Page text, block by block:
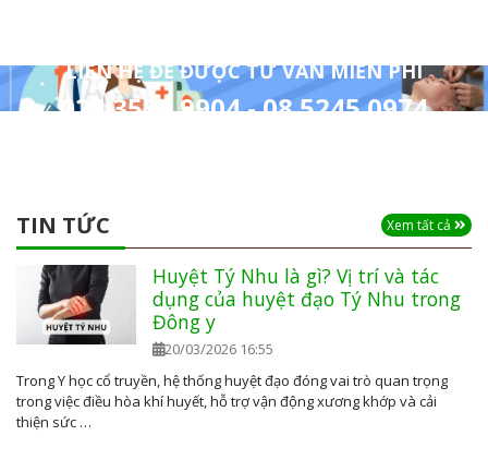
LIÊN HỆ ĐỂ ĐƯỢC TƯ VẤN MIỄN PHÍ
024 3557 9904 - 08 5245 0974
TIN TỨC Xem tất cả
Huyệt Tý Nhu là gì? Vị trí và tác
dụng của huyệt đạo Tý Nhu trong
Đông y
20/03/2026 16:55
Trong Y học cổ truyền, hệ thống huyệt đạo đóng vai trò quan trọng
trong việc điều hòa khí huyết, hỗ trợ vận động xương khớp và cải
thiện sức …